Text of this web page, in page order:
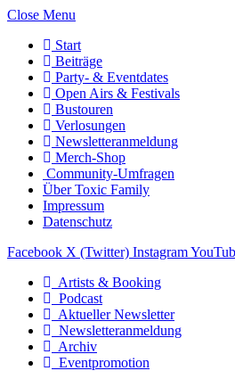
Close Menu
Start
Beiträge
Party- & Eventdates
Open Airs & Festivals
Bustouren
Verlosungen
Newsletteranmeldung
Merch-Shop
Community-Umfragen
Über Toxic Family
Impressum
Datenschutz
Facebook X (Twitter) Instagram
Artists & Booking
Podcast
Aktueller Newsletter
Newsletteranmeldung
Archiv
Eventpromotion